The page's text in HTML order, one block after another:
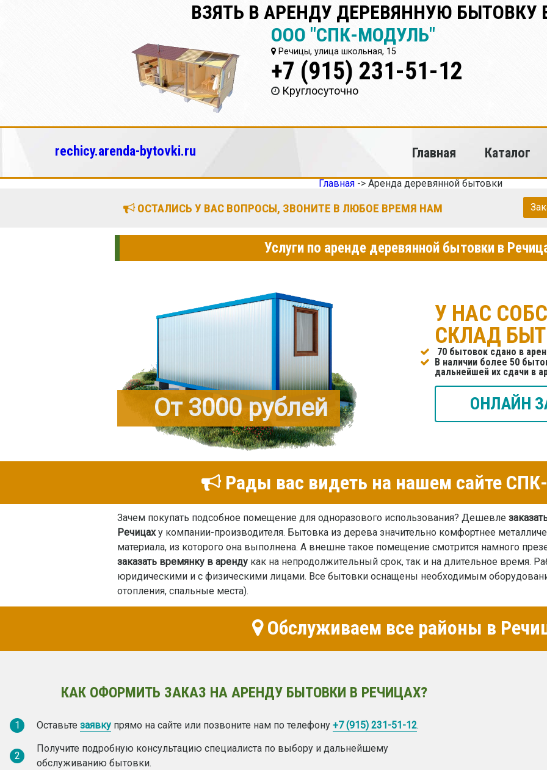
ВЗЯТЬ В АРЕНДУ ДЕРЕВЯННУЮ БЫТОВКУ
ООО "СПК-МОДУЛЬ"
Речицы, улица школьная, 15
+7 (915) 231-51-12
Круглосуточно
rechicy.arenda-bytovki.ru Главная Каталог
Главная-> Аренда деревянной бытовки
ОСТАЛИСЬ У ВАС ВОПРОСЫ, ЗВОНИТЕ В ЛЮБОЕ ВРЕМЯ НАМ
Услуги по аренде деревянной бытовки в
От 3000 рублей
У НАС
СКЛАД
70 бытовок сдано в
В наличии более 50
дальнейшей их сдачи в
ОНЛАЙН
Рады вас видеть на нашем сайте
Зачем покупать подсобное помещение для одноразового использования? Дешевле
Речицаху компании-производителя. Бытовка из дерева значительно комфортнее
материала, из которого она выполнена. А внешне такое помещение смотрится намного
заказать времянку в аренду как на непродолжительный срок, так и на длительное время.
юридическими и с физическими лицами. Все бытовки оснащены необходимым
отопления, спальные места).
Обслуживаем все районы в
КАК ОФОРМИТЬ ЗАКАЗ НА АРЕНДУ БЫТОВКИ В РЕЧИЦАХ?
1 Оставьте заявку прямо на сайте или позвоните нам по телефону +7 (915) 231-51-12.
2
Получите подробную консультацию специалиста по выбору и дальнейшему
обслуживанию бытовки.